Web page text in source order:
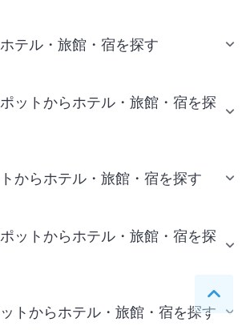
ペー
テル・旅館・宿を探す
ットからホテル・旅館・宿を探
からホテル・旅館・宿を探す
ットからホテル・旅館・宿を探
トからホテル・旅館・宿を探す